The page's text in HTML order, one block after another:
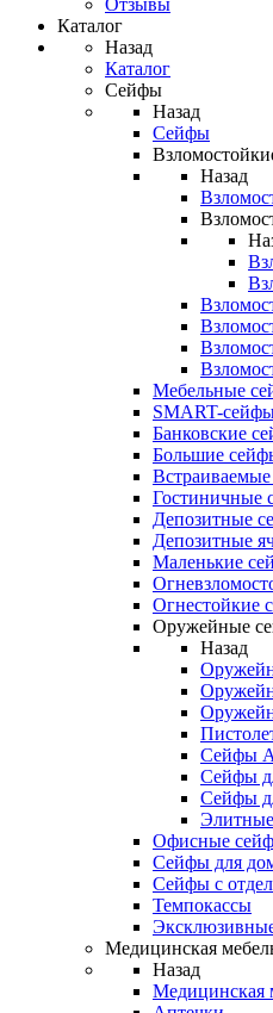
Отзывы
Каталог
Назад
Каталог
Сейфы
Назад
Сейфы
Назад
Мебельные
SMART-
Банковские
Большие
Гостиничные
Депозитные
Депозитные
Маленькие
Огнестойкие
Оружейные
Назад
Сейфы
Сейфы
Сейфы
Офисные
Сейфы для
Сейфы с
Темпокассы
Медицинская
Назад
Медицинская